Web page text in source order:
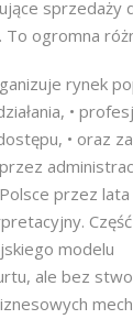
sprzedaży
ogromna
rynek
•
• oraz
przez
modelu
ale bez